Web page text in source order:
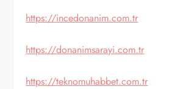
https://incedonanim.com.tr
https://donanimsarayi.com.tr
https://teknomuhabbet.com.tr